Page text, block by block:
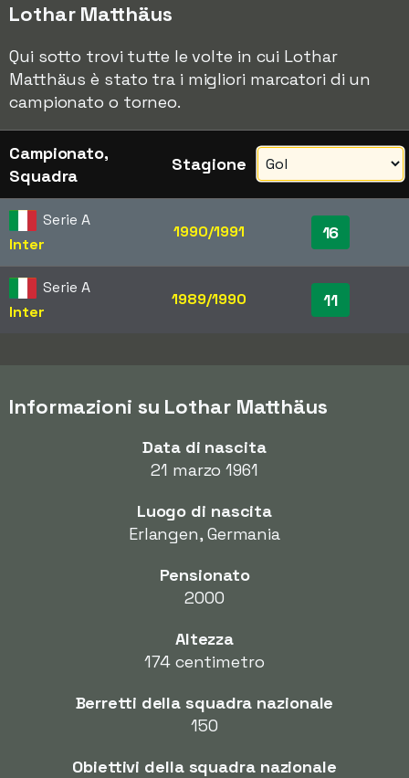
Lothar Matthäus
Qui sotto trovi tutte le volte in cui Lothar
Matthäus è stato tra i migliori marcatori di un
campionato o torneo.
Campionato,
Squadra
Stagione
Serie A
Inter
1990/1991 16
Serie A
Inter
1989/1990 11
Informazioni su Lothar Matthäus
Data di nascita
21 marzo 1961
Luogo di nascita
Erlangen, Germania
Pensionato
2000
Altezza
174 centimetro
Berretti della squadra nazionale
150
Obiettivi della squadra nazionale